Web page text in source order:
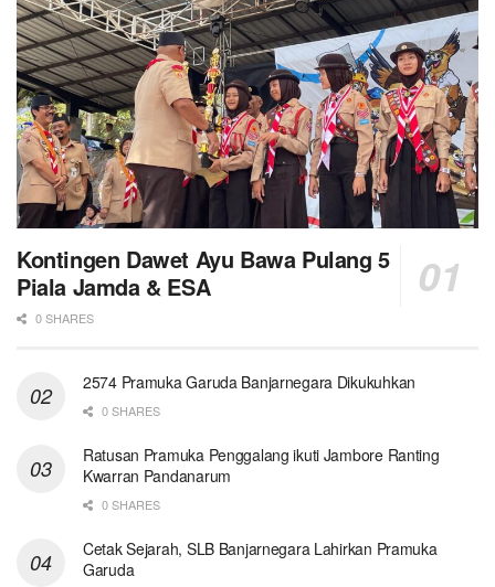
Kontingen Dawet Ayu Bawa Pulang 5
Piala Jamda & ESA
0 SHARES
2574 Pramuka Garuda Banjarnegara Dikukuhkan
0 SHARES
Ratusan Pramuka Penggalang ikuti Jambore Ranting
Kwarran Pandanarum
0 SHARES
Cetak Sejarah, SLB Banjarnegara Lahirkan Pramuka
Garuda